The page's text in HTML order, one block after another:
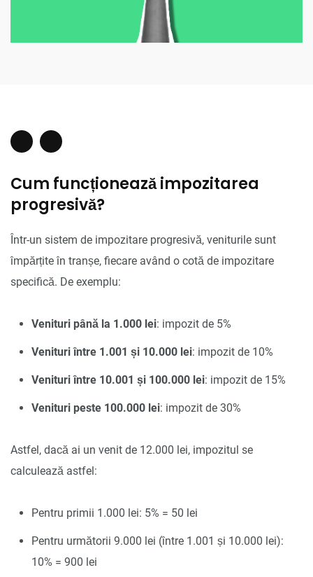
Cum funcționează impozitarea
progresivă?
Într-un sistem de impozitare progresivă, veniturile sunt
împărțite în tranșe, fiecare având o cotă de impozitare
specifică. De exemplu:
Venituri până la 1.000 lei: impozit de 5%
Venituri între 1.001 și 10.000 lei: impozit de 10%
Venituri între 10.001 și 100.000 lei: impozit de 15%
Venituri peste 100.000 lei: impozit de 30%
Astfel, dacă ai un venit de 12.000 lei, impozitul se
calculează astfel:
Pentru primii 1.000 lei: 5% = 50 lei
Pentru următorii 9.000 lei (între 1.001 și 10.000 lei):
10% = 900 lei